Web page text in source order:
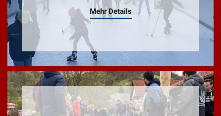
Mehr Details